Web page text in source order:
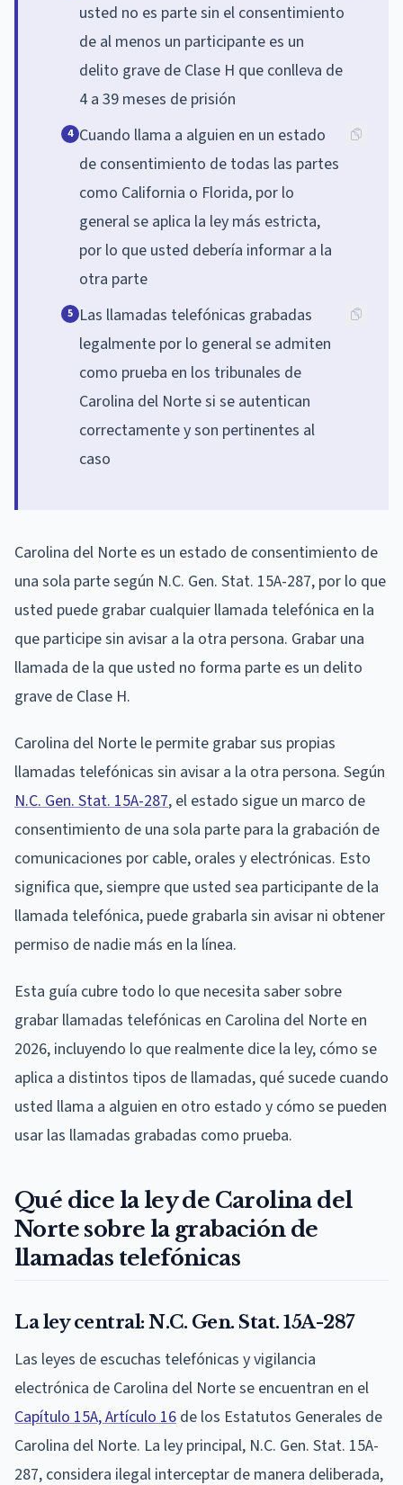
usted no es parte sin el consentimiento
de al menos un participante es un
delito grave de Clase H que conlleva de
4 a 39 meses de prisión
4 Cuando llama a alguien en un estado
de consentimiento de todas las partes
como California o Florida, por lo
general se aplica la ley más estricta,
por lo que usted debería informar a la
otra parte
5 Las llamadas telefónicas grabadas
legalmente por lo general se admiten
como prueba en los tribunales de
Carolina del Norte si se autentican
correctamente y son pertinentes al
caso
Carolina del Norte es un estado de consentimiento de
una sola parte según N.C. Gen. Stat. 15A-287, por lo que
usted puede grabar cualquier llamada telefónica en la
que participe sin avisar a la otra persona. Grabar una
llamada de la que usted no forma parte es un delito
grave de Clase H.
Carolina del Norte le permite grabar sus propias
llamadas telefónicas sin avisar a la otra persona. Según
N.C. Gen. Stat. 15A-287, el estado sigue un marco de
consentimiento de una sola parte para la grabación de
comunicaciones por cable, orales y electrónicas. Esto
significa que, siempre que usted sea participante de la
llamada telefónica, puede grabarla sin avisar ni obtener
permiso de nadie más en la línea.
Esta guía cubre todo lo que necesita saber sobre
grabar llamadas telefónicas en Carolina del Norte en
2026, incluyendo lo que realmente dice la ley, cómo se
aplica a distintos tipos de llamadas, qué sucede cuando
usted llama a alguien en otro estado y cómo se pueden
usar las llamadas grabadas como prueba.
Qué dice la ley de Carolina del
Norte sobre la grabación de
llamadas telefónicas
La ley central: N.C. Gen. Stat. 15A-287
Las leyes de escuchas telefónicas y vigilancia
electrónica de Carolina del Norte se encuentran en el
Capítulo 15A, Artículo 16 de los Estatutos Generales de
Carolina del Norte. La ley principal, N.C. Gen. Stat. 15A-
287, considera ilegal interceptar de manera deliberada,